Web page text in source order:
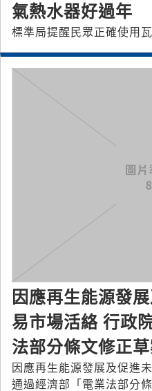
氣熱水器好過年
標準局提醒民眾正確使用
因應再生能源發
易市場活絡 行政
法部分條文修正草
因應再生能源發展及促進
通過經濟部「電業法部分